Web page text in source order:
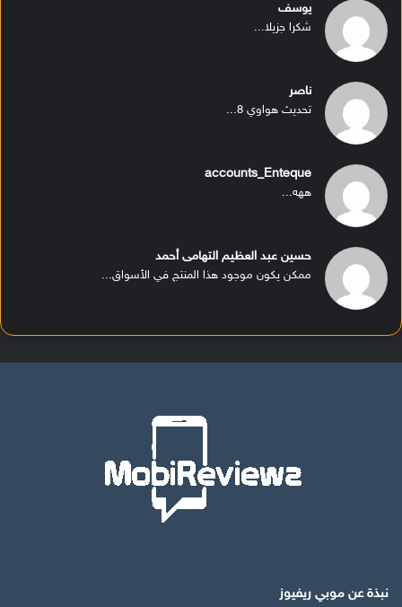
يوسف
شكرا جزيلا...
ناصر
تحديث هواوي 8...
accounts_Enteque
ههه...
حسين عبد العظيم التهامى أحمد
ممكن يكون موجود هذا المنتج في الأسواق...
نبذة عن موبي ريفيوز